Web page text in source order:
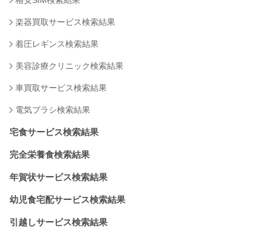
楽器買取サービス検索結果
着圧レギンス検索結果
美容診療クリニック検索結果
車買取サービス検索結果
電気ブラシ検索結果
宅食サービス検索結果
完全栄養食検索結果
年賀状サービス検索結果
幼児食宅配サービス検索結果
引越しサービス検索結果